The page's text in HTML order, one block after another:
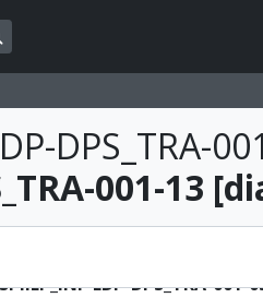
Busque na página de navegação
DPS_TRA-
001-13
EDP-DPS_TER-049 [dossiê]
EDP-DPS_TER-050 [dossiê]
EDP-DPS_TER-051
EDP-DPS_TER-054
EDP-DPS_TER-055
EDP-DPS_TRA-001
EDP-DPS_TRA-
EDP-DPS_TRA-